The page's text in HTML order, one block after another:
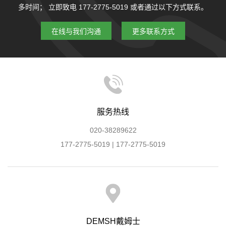
多时间； 立即致电 177-2775-5019 或者通过以下方式联系。
在线与我们沟通 更多联系方式
服务热线
020-38289622
177-2775-5019 | 177-2775-5019
DEMSH戴姆士